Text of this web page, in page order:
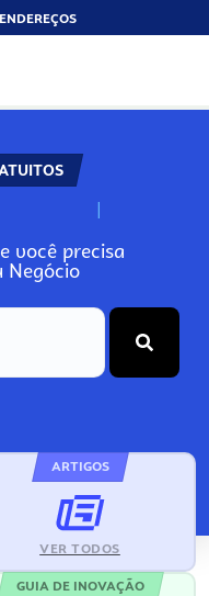
N
você precisa
Negócio
ARTIGOS
VER TODOS
GUIA DE INOVAÇÃO